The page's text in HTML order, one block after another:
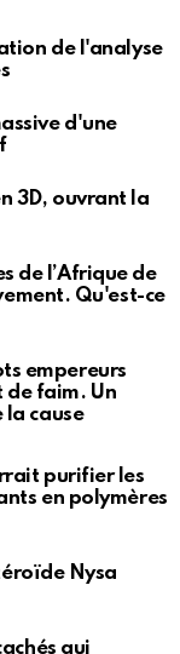
de l'analyse
d'une
3D, ouvrant la
de l’Afrique de
Qu'est-ce
empereurs
de faim. Un
cause
purifier les
en polymères
Nysa
qui